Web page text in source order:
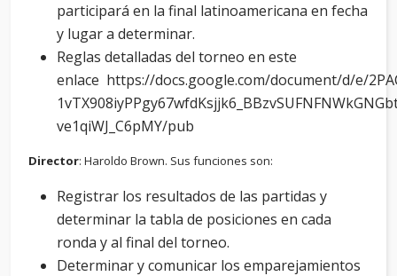
participará en la final latinoamericana en fecha
y lugar a determinar.
Reglas detalladas del torneo en este
enlace https://docs.google.com/document/d/e/
ve1qiWJ_C6pMY/pub
Director: Haroldo Brown. Sus funciones son:
Registrar los resultados de las partidas y
determinar la tabla de posiciones en cada
ronda y al final del torneo.
Determinar y comunicar los emparejamientos